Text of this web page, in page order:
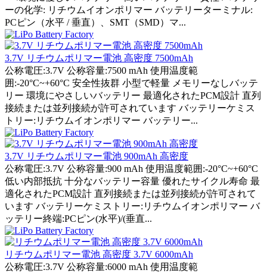
ーの化学: リチウムイオンポリマー バッテリーターミナル:
PCピン（水平 / 垂直）、SMT（SMD）マ...
3.7V リチウムポリマー電池 高密度 7500mAh
公称電圧:3.7V 公称容量:7500 mAh 使用温度範
囲:-20°C~+60°C 安全性抜群 小型で軽量 メモリーなしバッテ
リー 環境にやさしいバッテリー 最適化されたPCM設計 直列
接続または並列接続が許可されています バッテリーケミス
トリー:リチウムイオンポリマー バッテリー...
3.7V リチウムポリマー電池 900mAh 高密度
公称電圧:3.7V 公称容量:900 mAh 使用温度範囲:-20°C~+60°C
低い内部抵抗 十分なバッテリー容量 優れたサイクル寿命 最
適化されたPCM設計 直列接続または並列接続が許可されて
います バッテリーケミストリー:リチウムイオンポリマー バ
ッテリー終端:PCピン(水平)/(垂直...
リチウムポリマー電池 高密度 3.7V 6000mAh
公称電圧:3.7V 公称容量:6000 mAh 使用温度範